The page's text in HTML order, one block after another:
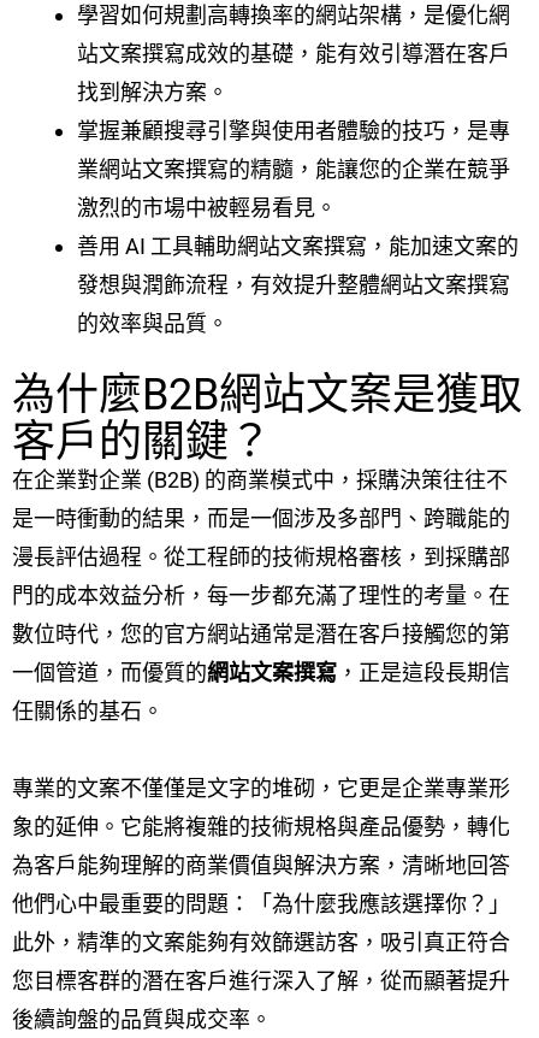
學習如何規劃高轉換率的網站架構，是優化網
站文案撰寫成效的基礎，能有效引導潛在客戶
找到解決方案。
掌握兼顧搜尋引擎與使用者體驗的技巧，是專
業網站文案撰寫的精髓，能讓您的企業在競爭
激烈的市場中被輕易看見。
善用 AI 工具輔助網站文案撰寫，能加速文案的
發想與潤飾流程，有效提升整體網站文案撰寫
的效率與品質。
為什麼B2B網站文案是獲取
客戶的關鍵？
在企業對企業 (B2B) 的商業模式中，採購決策往往不
是一時衝動的結果，而是一個涉及多部門、跨職能的
漫長評估過程。從工程師的技術規格審核，到採購部
門的成本效益分析，每一步都充滿了理性的考量。在
數位時代，您的官方網站通常是潛在客戶接觸您的第
一個管道，而優質的網站文案撰寫 ，正是這段長期信
任關係的基石。
專業的文案不僅僅是文字的堆砌，它更是企業專業形
象的延伸。它能將複雜的技術規格與產品優勢，轉化
為客戶能夠理解的商業價值與解決方案，清晰地回答
他們心中最重要的問題：「為什麼我應該選擇你？」
此外，精準的文案能夠有效篩選訪客，吸引真正符合
您目標客群的潛在客戶進行深入了解，從而顯著提升
後續詢盤的品質與成交率。